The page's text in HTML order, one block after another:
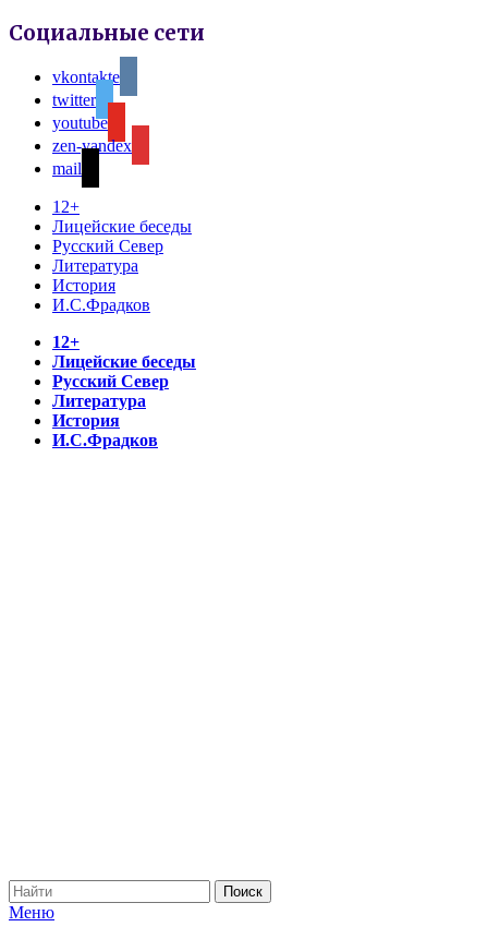
Социальные сети
vkontakte
twitter
youtube
zen-yandex
mail
12+
Лицейские беседы
Русский Север
Литература
История
И.С.Фрадков
12+
Лицейские беседы
Русский Север
Литература
История
И.С.Фрадков
Меню